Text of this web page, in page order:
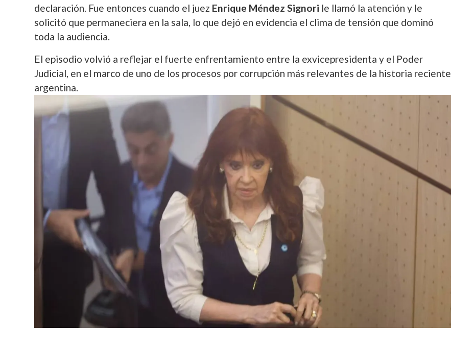
declaración. Fue entonces cuando el juez Enrique Méndez Signori le llamó la atención y le
solicitó que permaneciera en la sala, lo que dejó en evidencia el clima de tensión que dominó
toda la audiencia.
El episodio volvió a reflejar el fuerte enfrentamiento entre la exvicepresidenta y el Poder
Judicial, en el marco de uno de los procesos por corrupción más relevantes de la historia reciente
argentina.